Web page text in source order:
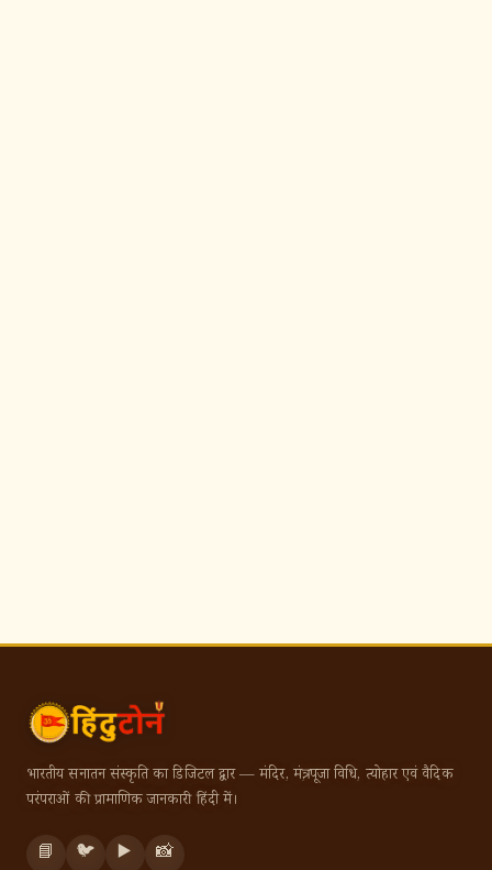
भारतीय सनातन संस्कृति का डिजिटल द्वार — मंदिर, मंत्र, पूजा विधि, त्योहार एवं वैदिक
परंपराओं की प्रामाणिक जानकारी हिंदी में।
📘 🐦 ▶️ 📸